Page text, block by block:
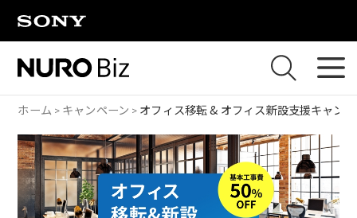
ホーム キャンペーン オフィス移転 & オフィス新設支援キャン